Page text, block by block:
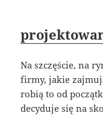
Na szczęście, na
firmy, jakie
robią to od
decyduje się na